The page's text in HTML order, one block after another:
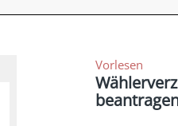
Vorlesen